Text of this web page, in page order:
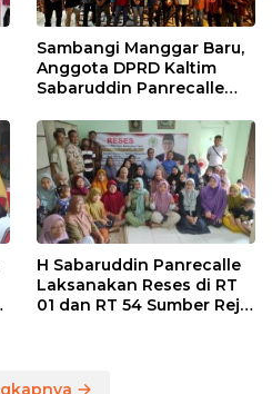
Sambangi Manggar Baru,
Anggota DPRD Kaltim
Sabaruddin Panrecalle
Balikpapan
H Sabaruddin Panrecalle
Laksanakan Reses di RT
01 dan RT 54 Sumber Rejo